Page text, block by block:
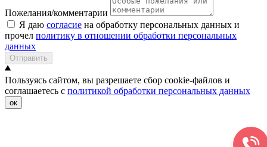
Пожелания/комментарии
Я даю согласие на обработку персональных данных и
прочел политику в отношении обработки персональных
данных
Отправить
Пользуясь сайтом, вы разрешаете сбор cookie-файлов и
соглашаетесь с политикой обработки персональных данных
ок